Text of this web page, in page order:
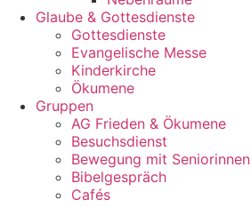
Glaube & Gottesdienste
Gottesdienste
Evangelische Messe
Kinderkirche
Ökumene
Gruppen
AG Frieden & Ökumene
Besuchsdienst
Bewegung mit Seniorinnen
Bibelgespräch
Cafés